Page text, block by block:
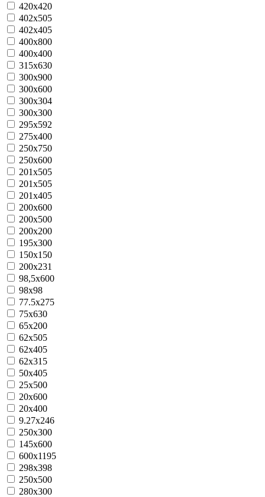
420х420
402x505
402x405
400х800
400x400
315x630
300x900
300x600
300x304
300x300
295x592
275x400
250x750
250x600
201x505
201х505
201x405
200x600
200x500
200x200
195х300
150x150
200x231
98,5х600
98x98
77.5х275
75x630
65x200
62х505
62х405
62x315
50x405
25x500
20х600
20х400
9.27x246
250x300
145x600
600x1195
298x398
250x500
280x300